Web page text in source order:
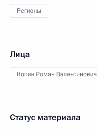
Регионы
Лица
Копин Роман Валентинович
Статус материала